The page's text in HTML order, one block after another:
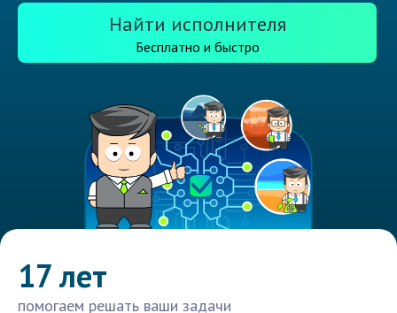
Найти исполнителя
Бесплатно и быстро
17 лет
помогаем решать ваши задачи